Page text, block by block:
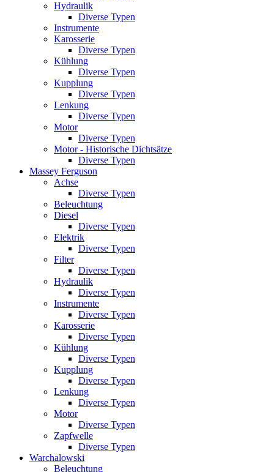
Hydraulik
Diverse Typen
Instrumente
Karosserie
Diverse Typen
Kühlung
Diverse Typen
Kupplung
Diverse Typen
Lenkung
Diverse Typen
Motor
Diverse Typen
Motor - Historische Dichtsätze
Diverse Typen
Massey Ferguson
Achse
Diverse Typen
Beleuchtung
Diesel
Diverse Typen
Elektrik
Diverse Typen
Filter
Diverse Typen
Hydraulik
Diverse Typen
Instrumente
Diverse Typen
Karosserie
Diverse Typen
Kühlung
Diverse Typen
Kupplung
Diverse Typen
Lenkung
Diverse Typen
Motor
Diverse Typen
Zapfwelle
Diverse Typen
Warchalowski
Beleuchtung